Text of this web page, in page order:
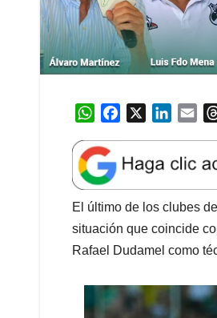
W
a
t
s
A
p
p
e
b
o
o
k
k
e
d
I
n
l
El último de los clubes
situación que coincide
Rafael Dudamel como